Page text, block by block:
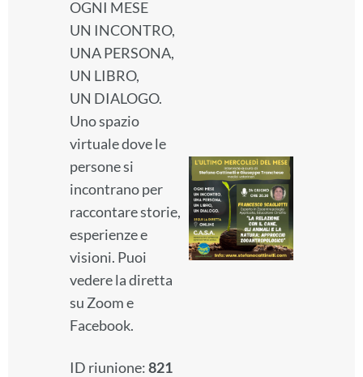
OGNI MESE
UN INCONTRO,
UNA PERSONA,
UN LIBRO,
UN DIALOGO.
Uno spazio
virtuale dove le
persone si
incontrano per
raccontare storie,
esperienze e
visioni. Puoi
vedere la diretta
su Zoom e
Facebook.
ID riunione:821